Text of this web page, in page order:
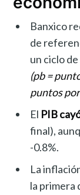
Banxico
de
un ciclo
(pb =
puntos
El PIB
final),
-0.8%.
La
la primera